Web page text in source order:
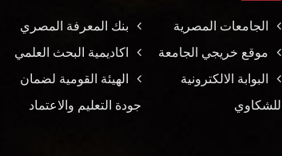
الجامعات المصرية
بنك المعرفة المصري
موقع خريجي الجامعة
اكاديمية البحث العلمي
البوابة الالكترونية
للشكاوي
الهيئة القومية لضمان
جودة التعليم والاعتماد